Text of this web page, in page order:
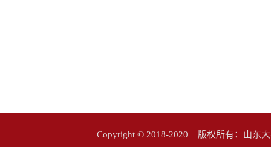
Copyright © 2018-2020 版权所有：山东